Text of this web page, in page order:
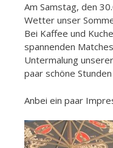
Am Samstag, den
Wetter unser
Bei Kaffee und
spannenden
Untermalung
paar schöne
Anbei ein paar